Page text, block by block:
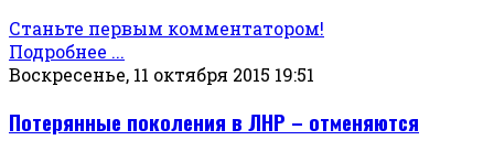
Станьте первым комментатором!
Подробнее ...
Воскресенье, 11 октября 2015 19:51
Потерянные поколения в ЛНР – отменяются